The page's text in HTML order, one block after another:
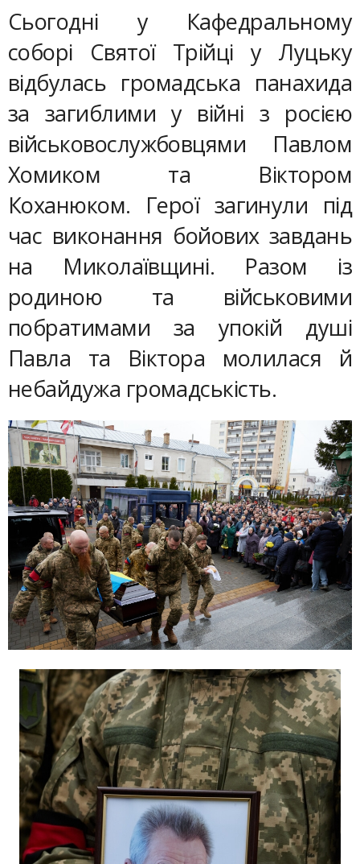
Сьогодні у Кафедральному
соборі Святої Трійці у Луцьку
відбулась громадська панахида
за загиблими у війні з росією
військовослужбовцями Павлом
Хомиком та Віктором
Коханюком. Герої загинули під
час виконання бойових завдань
на Миколаївщині. Разом із
родиною та військовими
побратимами за упокій душі
Павла та Віктора молилася й
небайдужа громадськість.